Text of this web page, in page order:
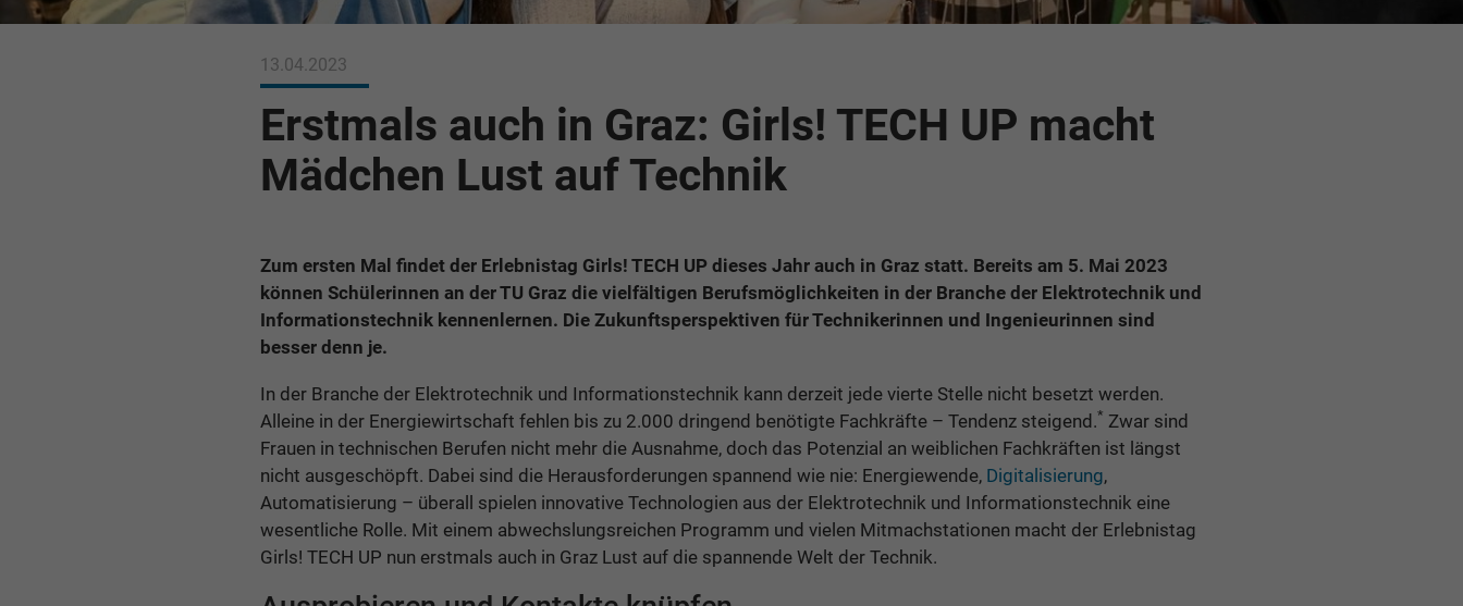
13.04.2023
Erstmals auch in Graz: Girls! TECH UP macht
Mädchen Lust auf Technik
Zum ersten Mal findet der Erlebnistag Girls! TECH UP dieses Jahr auch in Graz statt. Bereits am 5. Mai 2023
können Schülerinnen an der TU Graz die vielfältigen Berufsmöglichkeiten in der Branche der Elektrotechnik und
Informationstechnik kennenlernen. Die Zukunftsperspektiven für Technikerinnen und Ingenieurinnen sind
besser denn je.
In der Branche der Elektrotechnik und Informationstechnik kann derzeit jede vierte Stelle nicht besetzt werden.
Alleine in der Energiewirtschaft fehlen bis zu 2.000 dringend benötigte Fachkräfte – Tendenz steigend.* Zwar sind
Frauen in technischen Berufen nicht mehr die Ausnahme, doch das Potenzial an weiblichen Fachkräften ist längst
nicht ausgeschöpft. Dabei sind die Herausforderungen spannend wie nie: Energiewende, Digitalisierung,
Automatisierung – überall spielen innovative Technologien aus der Elektrotechnik und Informationstechnik eine
wesentliche Rolle. Mit einem abwechslungsreichen Programm und vielen Mitmachstationen macht der Erlebnistag
Girls! TECH UP nun erstmals auch in Graz Lust auf die spannende Welt der Technik.